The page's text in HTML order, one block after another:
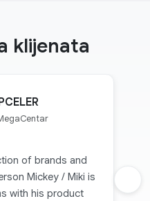
klijenata
of brands and
Mickey / Miki is
with his product